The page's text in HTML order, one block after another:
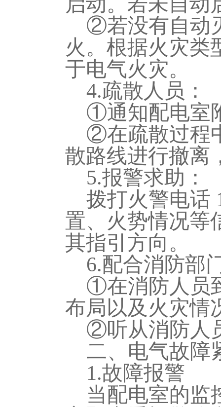
②若没有自动
火。根据火灾类
于电气火灾。
4.疏散人员：
①通知配电室
②在疏散过程
散路线进行撤离
5.报警求助：
拨打火警电话
置、火势情况等
其指引方向。
6.配合消防部
①在消防人员
布局以及火灾
②听从消防人
二、电气故障
1.故障报警
当配电室的监